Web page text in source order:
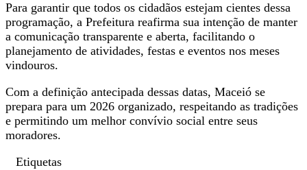
Para garantir que todos os cidadãos estejam cientes dessa
programação, a Prefeitura reafirma sua intenção de manter
a comunicação transparente e aberta, facilitando o
planejamento de atividades, festas e eventos nos meses
vindouros.
Com a definição antecipada dessas datas, Maceió se
prepara para um 2026 organizado, respeitando as tradições
e permitindo um melhor convívio social entre seus
moradores.
Etiquetas